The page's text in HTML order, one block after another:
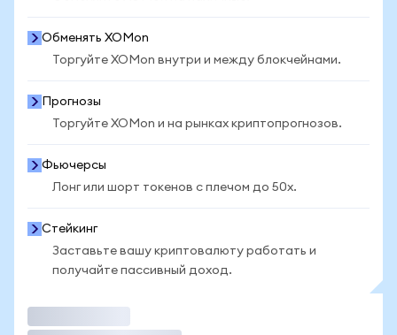
Обменять XOMon
Торгуйте XOMon внутри и между блокчейнами.
Прогнозы
Торгуйте XOMon и на рынках криптопрогнозов.
Фьючерсы
Лонг или шорт токенов с плечом до 50x.
Стейкинг
Заставьте вашу криптовалюту работать и
получайте пассивный доход.